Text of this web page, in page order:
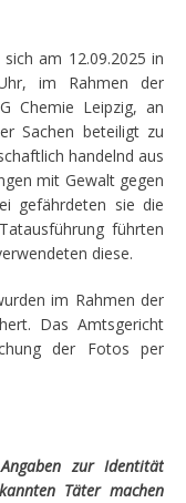
am 12.09.2025 in
im Rahmen der
Chemie Leipzig, an
Sachen beteiligt zu
handelnd aus
mit Gewalt gegen
gefährdeten sie die
führten
diese.
im Rahmen der
Das Amtsgericht
der Fotos per
zur Identität
Täter machen